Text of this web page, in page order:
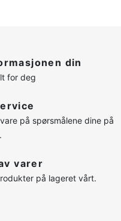
din
for deg
på spørsmålene dine på
varer
på lageret vårt.